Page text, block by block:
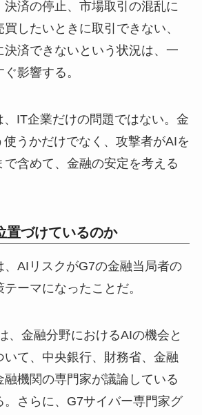
決済の停止、市場取引の混乱に
したいときに取引できない、
決済できないという状況は、一
影響する。
IT企業だけの問題ではない。金
うかだけでなく、攻撃者がAIを
で含めて、金融の安定を考える
置づけているのか
、AIリスクがG7の金融当局者の
ーマになったことだ。
、金融分野におけるAIの機会と
いて、中央銀行、財務省、金融
融機関の専門家が議論している
。さらに、G7サイバー専門家グ